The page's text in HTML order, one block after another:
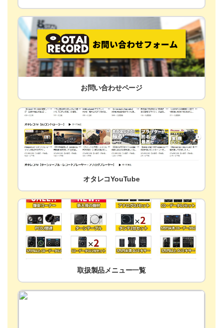
お問い合わせページ
オタレコYouTube
取扱製品メニュー一覧